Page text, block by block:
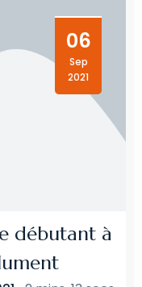
06
Sep
2021
débutant à